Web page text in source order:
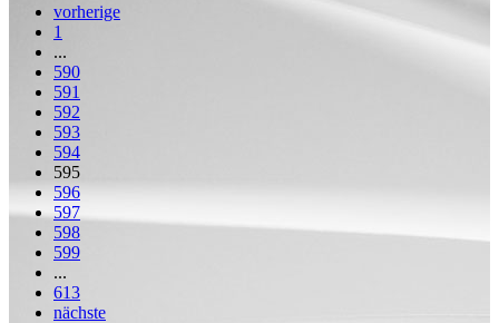
vorherige
1
...
590
591
592
593
594
595
596
597
598
599
...
613
nächste